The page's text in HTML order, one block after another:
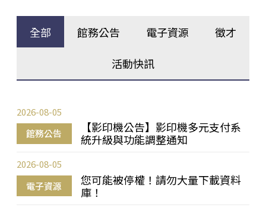
全部 館務公告 電子資源 徵才
活動快訊
館務公告
【影印機公告】影印機多元支付系
統升級與功能調整通知
2026-08-05
電子資源
您可能被停權！請勿大量下載資料
庫！
2026-08-05